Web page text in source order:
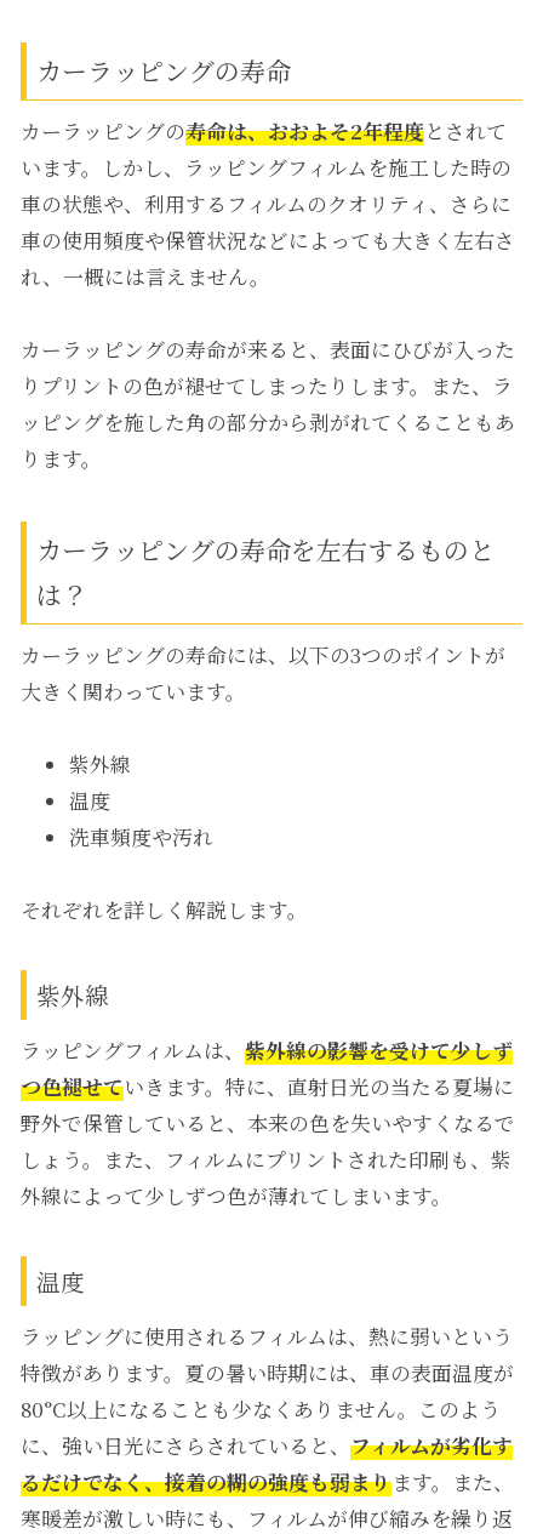
カーラッピングの寿命
カーラッピングの寿命は、おおよそ2年程度とされて
います。しかし、ラッピングフィルムを施工した時の
車の状態や、利用するフィルムのクオリティ、さらに
車の使用頻度や保管状況などによっても大きく左右さ
れ、一概には言えません。
カーラッピングの寿命が来ると、表面にひびが入った
りプリントの色が褪せてしまったりします。また、ラ
ッピングを施した角の部分から剥がれてくることもあ
ります。
カーラッピングの寿命を左右するものと
は？
カーラッピングの寿命には、以下の3つのポイントが
大きく関わっています。
紫外線
温度
洗車頻度や汚れ
それぞれを詳しく解説します。
紫外線
ラッピングフィルムは、 紫外線の影響を受けて少しず
つ色褪せていきます。特に、直射日光の当たる夏場に
野外で保管していると、本来の色を失いやすくなるで
しょう。また、フィルムにプリントされた印刷も、紫
外線によって少しずつ色が薄れてしまいます。
温度
ラッピングに使用されるフィルムは、熱に弱いという
特徴があります。夏の暑い時期には、車の表面温度が
80°C以上になることも少なくありません。このよう
に、強い日光にさらされていると、 フィルムが劣化す
るだけでなく、接着の糊の強度も弱まります。
また、
寒暖差が激しい時にも、フィルムが伸び縮みを繰り返